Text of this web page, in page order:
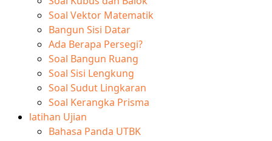
Soal Vektor Matematik
Bangun Sisi Datar
Ada Berapa Persegi?
Soal Bangun Ruang
Soal Sisi Lengkung
Soal Sudut Lingkaran
Soal Kerangka Prisma
latihan Ujian
Bahasa Panda UTBK